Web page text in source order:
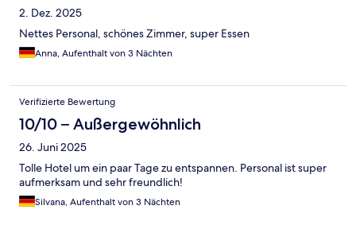
2. Dez. 2025
Nettes Personal, schönes Zimmer, super Essen
Anna, Aufenthalt von 3 Nächten
Verifizierte Bewertung
10/10 – Außergewöhnlich
26. Juni 2025
Tolle Hotel um ein paar Tage zu entspannen. Personal ist super
aufmerksam und sehr freundlich!
Silvana, Aufenthalt von 3 Nächten